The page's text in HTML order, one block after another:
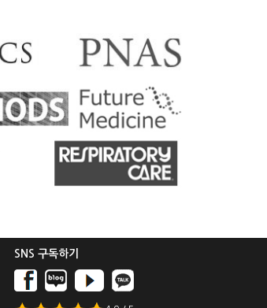
SNS 구독하기